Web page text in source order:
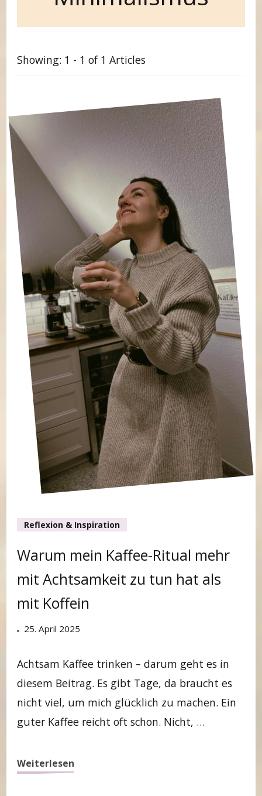
Showing: 1 - 1 of 1 Articles
Reflexion & Inspiration
Warum mein Kaffee-Ritual mehr
mit Achtsamkeit zu tun hat als
mit Koffein
25. April 2025
Achtsam Kaffee trinken – darum geht es in
diesem Beitrag. Es gibt Tage, da braucht es
nicht viel, um mich glücklich zu machen. Ein
guter Kaffee reicht oft schon. Nicht, …
Weiterlesen